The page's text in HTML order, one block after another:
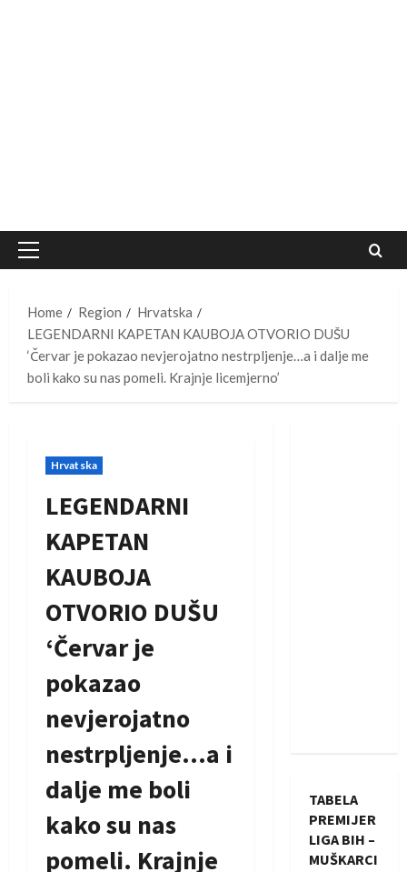
Primary
Home
Region
Hrvatska
LEGENDARNI KAPETAN KAUBOJA OTVORIO DUŠU
‘Červar je pokazao nevjerojatno nestrpljenje…a i dalje me
boli kako su nas pomeli. Krajnje licemjerno’
Hrvatska
LEGENDARNI
KAPETAN
KAUBOJA
OTVORIO DUŠU
‘Červar je
pokazao
nevjerojatno
nestrpljenje…a i
dalje me boli
kako su nas
pomeli. Krajnje
TABELA
PREMIJER
LIGA BIH –
MUŠKARCI